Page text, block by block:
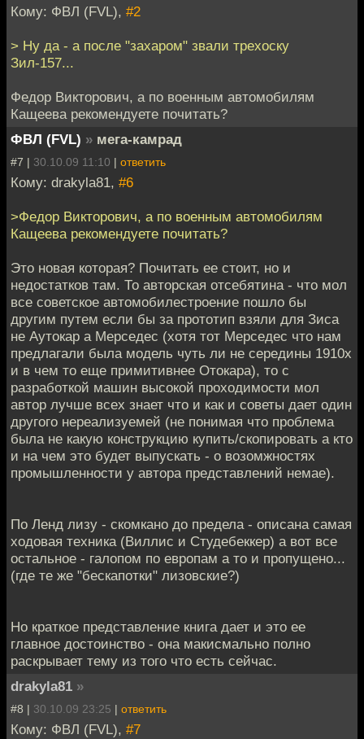
Кому: ФВЛ (FVL), #2
> Ну да - а после "захаром" звали трехоску
Зил-157...
Федор Викторович, а по военным автомобилям
Кащеева рекомендуете почитать?
ФВЛ (FVL) » мега-камрад
#7 | 30.10.09 11:10 | ответить
Кому: drakyla81, #6
>Федор Викторович, а по военным автомобилям
Кащеева рекомендуете почитать?
Это новая которая? Почитать ее стоит, но и
недостатков там. То авторская отсебятина - что мол
все советское автомобилестроение пошло бы
другим путем если бы за прототип взяли для Зиса
не Аутокар а Мерседес (хотя тот Мерседес что нам
предлагали была модель чуть ли не середины 1910х
и в чем то еще примитивнее Отокара), то с
разработкой машин высокой проходимости мол
автор лучше всех знает что и как и советы дает один
другого нереализуемей (не понимая что проблема
была не какую конструкцию купить/скопировать а кто
и на чем это будет выпускать - о возомжностях
промышленности у автора представлений немае).
По Ленд лизу - скомкано до предела - описана самая
ходовая техника (Виллис и Студебеккер) а вот все
остальное - галопом по европам а то и пропущено...
(где те же "бескапотки" лизовские?)
Но краткое представление книга дает и это ее
главное достоинство - она макисмально полно
раскрывает тему из того что есть сейчас.
drakyla81 »
#8 | 30.10.09 23:25 | ответить
Кому: ФВЛ (FVL), #7